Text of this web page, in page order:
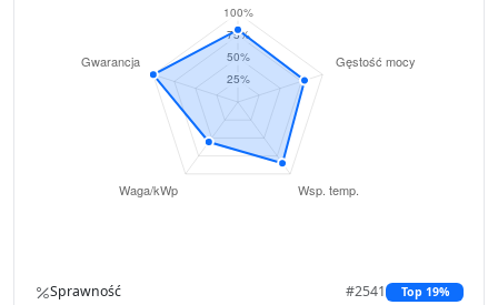
Sprawność #2541 Top 19%